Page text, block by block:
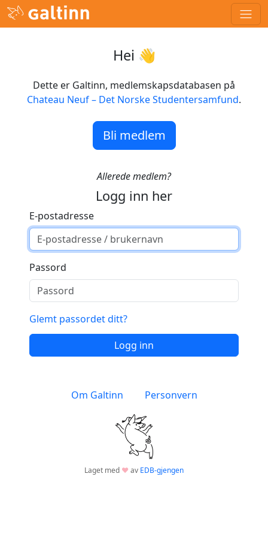
Hei 👋
Dette er Galtinn, medlemskapsdatabasen på
Chateau Neuf – Det Norske Studentersamfund.
Bli medlem
Allerede medlem?
Logg inn her
E-postadresse
Passord
Glemt passordet ditt?
Logg inn
Om Galtinn Personvern
Laget med ♥ av EDB-gjengen